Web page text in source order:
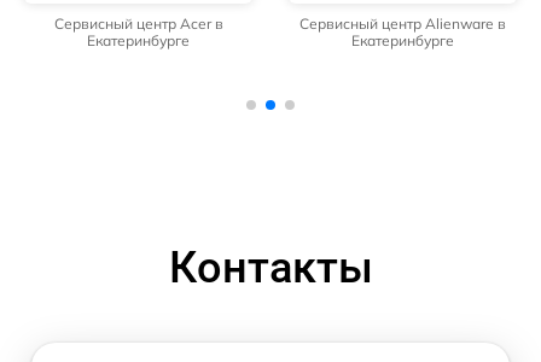
Сервисный центр Acer в
Екатеринбурге
Сервисный центр Alienware в
Екатеринбурге
Контакты